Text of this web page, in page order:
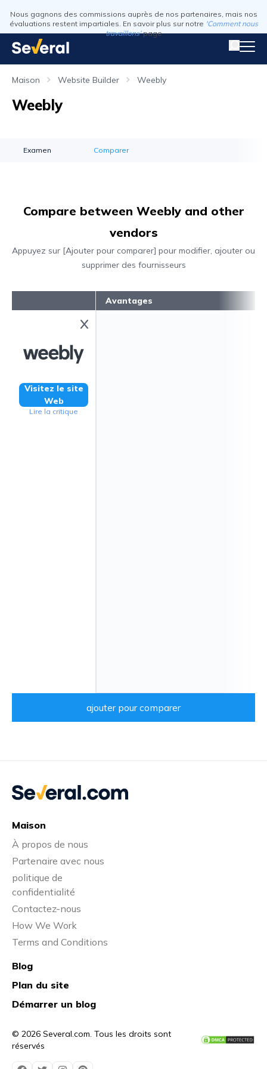
Nous gagnons des commissions auprès de nos partenaires, mais nos
évaluations restent impartiales. En savoir plus sur notre 'Comment nous
travaillons' page
Maison Website Builder Weebly
Weebly
Examen Comparer
Compare between Weebly and other
vendors
Appuyez sur [Ajouter pour comparer] pour modifier, ajouter ou
supprimer des fournisseurs
Visitez le site
Web
Lire la critique
Avantages
ajouter pour comparer
© 2026 Several.com. Tous les droits sont
réservés
Maison
À propos de nous
Partenaire avec nous
politique de
confidentialité
Contactez-nous
How We Work
Terms and Conditions
Blog
Plan du site
Démarrer un blog